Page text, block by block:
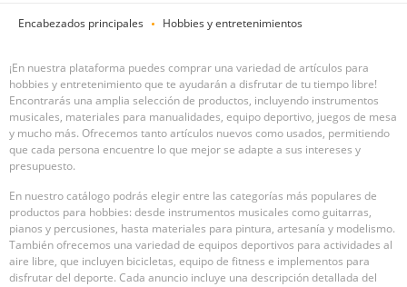
Encabezados principales Hobbies y entretenimientos
¡En nuestra plataforma puedes comprar una variedad de artículos para
hobbies y entretenimiento que te ayudarán a disfrutar de tu tiempo libre!
Encontrarás una amplia selección de productos, incluyendo instrumentos
musicales, materiales para manualidades, equipo deportivo, juegos de mesa
y mucho más. Ofrecemos tanto artículos nuevos como usados, permitiendo
que cada persona encuentre lo que mejor se adapte a sus intereses y
presupuesto.
En nuestro catálogo podrás elegir entre las categorías más populares de
productos para hobbies: desde instrumentos musicales como guitarras,
pianos y percusiones, hasta materiales para pintura, artesanía y modelismo.
También ofrecemos una variedad de equipos deportivos para actividades al
aire libre, que incluyen bicicletas, equipo de fitness e implementos para
disfrutar del deporte. Cada anuncio incluye una descripción detallada del